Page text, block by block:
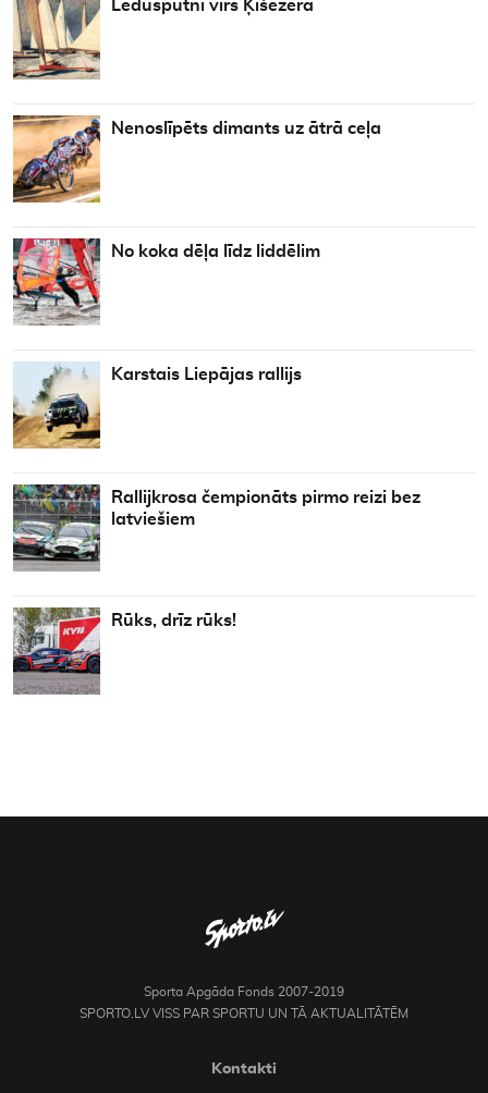
Ledusputni virs Ķīšezera
Nenoslīpēts dimants uz ātrā ceļa
No koka dēļa līdz liddēlim
Karstais Liepājas rallijs
Rallijkrosa čempionāts pirmo reizi bez
latviešiem
Rūks, drīz rūks!
Sporta Apgāda Fonds 2007-2019
SPORTO.LV VISS PAR SPORTU UN TĀ AKTUALITĀTĒM
Kontakti